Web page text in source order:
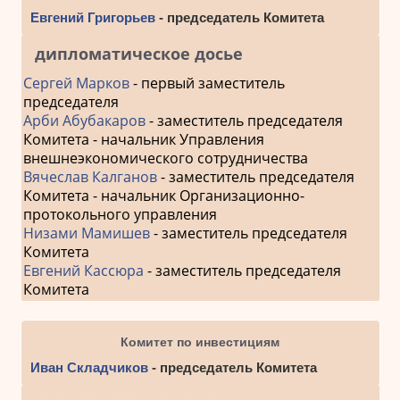
Евгений Григорьев- председатель Комитета
дипломатическое досье
Сергей Марков- первый заместитель
председателя
Арби Абубакаров- заместитель председателя
Комитета - начальник Управления
внешнеэкономического сотрудничества
Вячеслав Калганов- заместитель председателя
Комитета - начальник Организационно-
протокольного управления
Низами Мамишев- заместитель председателя
Комитета
Евгений Кассюра - заместитель председателя
Комитета
Комитет по инвестициям
Иван Складчиков- председатель Комитета